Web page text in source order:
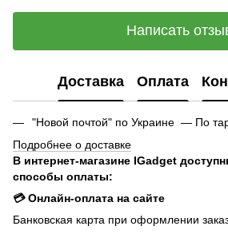
Написать
Доставка Оплата
"Новой почтой" по Украине — По
Подробнее о доставке
В интернет-магазине IGadget
способы оплаты:
💳 Онлайн-оплата на сайте
Банковская карта при оформлении